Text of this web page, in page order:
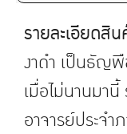
รายละเอียดสิน
งาดำ เป็นธัญ
เมื่อไม่นานมา
อาจารย์ประจ